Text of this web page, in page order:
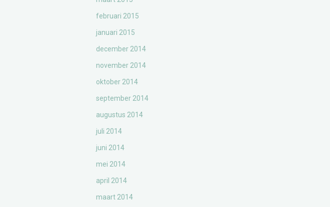
februari 2015
januari 2015
december 2014
november 2014
oktober 2014
september 2014
augustus 2014
juli 2014
juni 2014
mei 2014
april 2014
maart 2014